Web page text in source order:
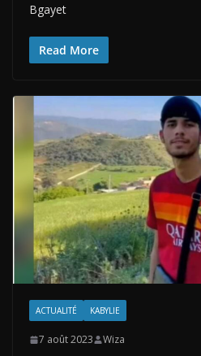
Bgayet
Read More
ACTUALITÉ KABYLIE
7 août 2023 Wiza